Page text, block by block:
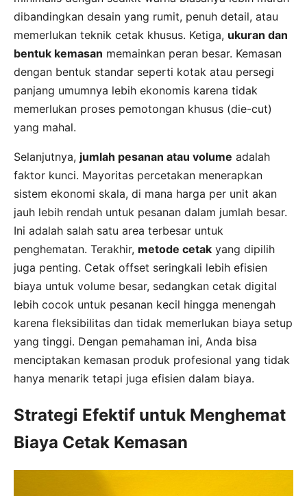
dibandingkan desain yang rumit, penuh detail, atau
memerlukan teknik cetak khusus. Ketiga, ukuran dan
bentuk kemasan memainkan peran besar. Kemasan
dengan bentuk standar seperti kotak atau persegi
panjang umumnya lebih ekonomis karena tidak
memerlukan proses pemotongan khusus (die-cut)
yang mahal.
Selanjutnya, jumlah pesanan atau volume adalah
faktor kunci. Mayoritas percetakan menerapkan
sistem ekonomi skala, di mana harga per unit akan
jauh lebih rendah untuk pesanan dalam jumlah besar.
Ini adalah salah satu area terbesar untuk
penghematan. Terakhir, metode cetak yang dipilih
juga penting. Cetak offset seringkali lebih efisien
biaya untuk volume besar, sedangkan cetak digital
lebih cocok untuk pesanan kecil hingga menengah
karena fleksibilitas dan tidak memerlukan biaya setup
yang tinggi. Dengan pemahaman ini, Anda bisa
menciptakan kemasan produk profesional yang tidak
hanya menarik tetapi juga efisien dalam biaya.
Strategi Efektif untuk Menghemat
Biaya Cetak Kemasan